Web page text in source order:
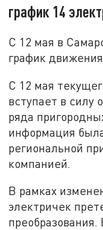
график 14
С 12 мая в
график
С 12 мая
вступает в силу
ряда
информация
региональной
компанией.
В рамках
электричек
преобразования.